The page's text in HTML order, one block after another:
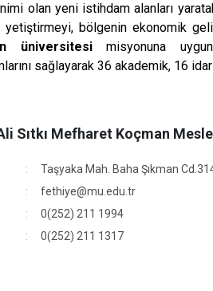
olan yeni istihdam alanları
bölgenin ekonomik
üniversitesimisyonuna
sağlayarak 36 akademik, 16
Sıtkı Mefharet Koçman
Taşyaka Mah. Baha Şıkman
fethiye@mu.edu.tr
0(252) 211 1994
0(252) 211 1317